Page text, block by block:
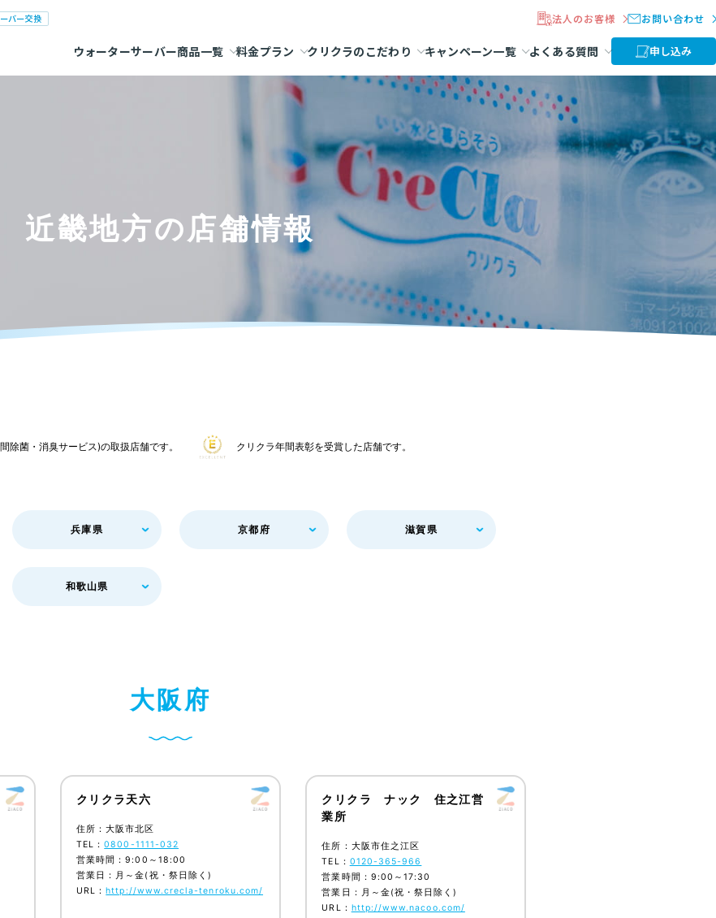
バー交換 法人のお客様 お問い合わせ
ウォーターサーバー商品一覧 料金プラン クリクラのこだわり キャンペーン一覧 よくある質問 申し込み
近畿地方の店舗情報
除菌・消臭サービス)の取扱店舗です。 クリクラ年間表彰を受賞した店舗です。
兵庫県 京都府 滋賀県
和歌山県
大阪 府
クリクラ天六
住所：大阪市北区
TEL：0800-1111-032
営業時間：9:00～18:00
営業日：月～金(祝・祭日除く)
URL： http://www.crecla-tenroku.com/
クリクラ ナック 住之江営
業所
住所：大阪市住之江区
TEL： 0120-365-966
営業時間：9:00～17:30
営業日：月～金(祝・祭日除く)
URL： http://www.nacoo.com/